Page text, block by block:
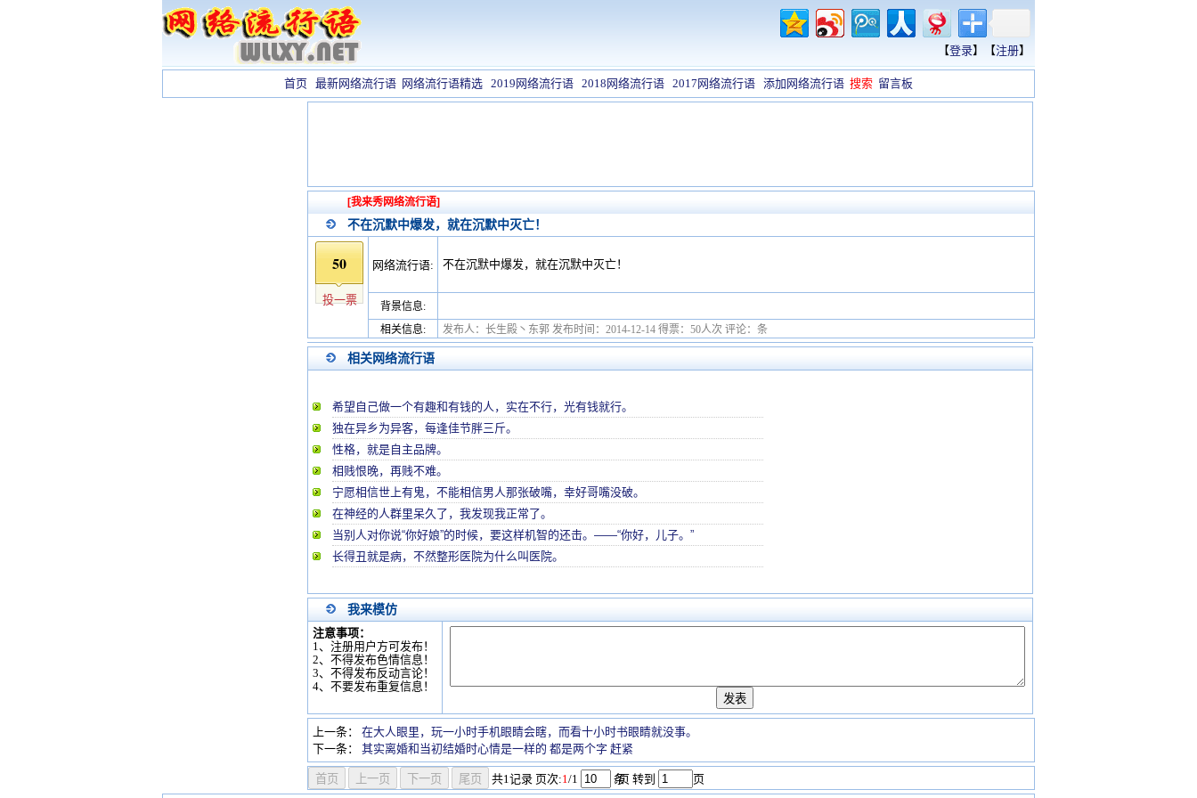
【登录】【注册】
首页 最新网络流行语 网络流行语精选 2019网络流行语 2018网络流行语 2017网络流行语 添加网络流行语 搜索 留言板
[我来秀网络流行语]
不在沉默中爆发，就在沉默中灭亡！
50
投一票
网络流行语: 不在沉默中爆发，就在沉默中灭亡！
背景信息:
相关信息:
发布人：长生殿丶东郭 发布时间：2014-12-14 得票：50人次 评论：条
相关网络流行语
希望自己做一个有趣和有钱的人，实在不行，光有钱就行。
独在异乡为异客，每逢佳节胖三斤。
性格，就是自主品牌。
相贱恨晚，再贱不难。
宁愿相信世上有鬼，不能相信男人那张破嘴，幸好哥嘴没破。
在神经的人群里呆久了，我发现我正常了。
当别人对你说“你好娘”的时候，要这样机智的还击。——“你好，儿子。”
长得丑就是病，不然整形医院为什么叫医院。
我来模仿
注意事项：
1、注册用户方可发布！
2、不得发布色情信息！
3、不得发布反动言论！
4、不要发布重复信息！
上一条：
在大人眼里，玩一小时手机眼睛会瞎，而看十小时书眼睛就没事。
下一条：
其实离婚和当初结婚时心情是一样的 都是两个字 赶紧
共1记录 页次:1/1 条
/页 转到 页